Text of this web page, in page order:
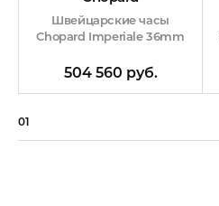
Швейцарские часы
Chopard Imperiale 36mm
504 560 руб.
01